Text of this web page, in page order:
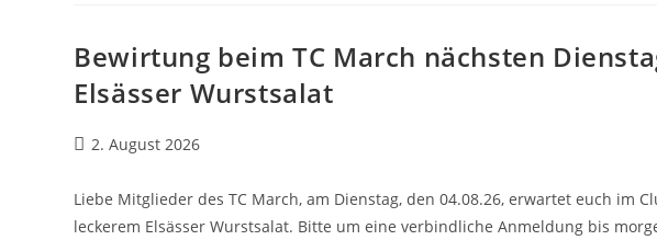
Bewirtung beim TC March nächsten
Elsässer Wurstsalat
Beitrag
2. August 2026
Liebe Mitglieder des TC March, am Dienstag, den 04.08.26, erwartet euch im
leckerem Elsässer Wurstsalat. Bitte um eine verbindliche Anmeldung bis